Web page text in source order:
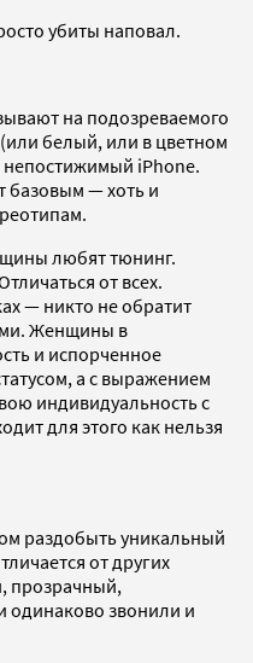
убиты наповал.
на подозреваемого
белый, или в цветном
iPhone.
базовым — хоть и
любят тюнинг.
от всех.
— никто не обратит
Женщины в
и испорченное
а с выражением
индивидуальность с
для этого как нельзя
раздобыть уникальный
от других
прозрачный,
одинаково звонили и